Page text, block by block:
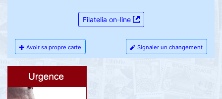
Filatelia on-line
Avoir sa propre carte Signaler un changement